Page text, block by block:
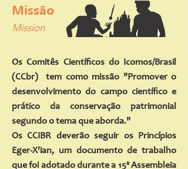
Missão
Mission
Os Comitês Científicos do Icomos/Brasil
(CCbr) tem como missão "Promover o
desenvolvimento do campo científico e
prático da conservação patrimonial
segundo o tema que aborda."
Os CCIBR deverão seguir os Princípios
Eger-X'ian, um documento de trabalho
que foi adotado durante a 15ª Assembleia